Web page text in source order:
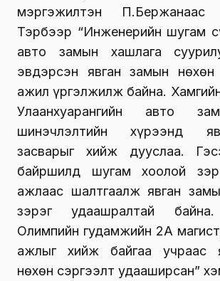
мэргэжилтэн П.Бержанаас
Тэрбээр “Инженерийн шугам
авто замын хашлага
эвдэрсэн явган замын нөхөн
ажил үргэлжилж байна.
Улаанхуарангийн авто
шинэчлэлтийн хүрээнд
засварыг хийж дууслаа.
байршилд шугам хоолой
ажлаас шалтгаалж явган
зэрэг удаашралтай байна.
Олимпийн гудамжийн 2А
ажлыг хийж байгаа учраас
нөхөн сэргээлт удааширсан”